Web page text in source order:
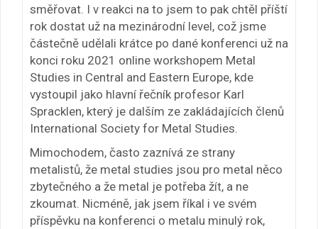
směřovat. I v reakci na to jsem to pak chtěl příští
rok dostat už na mezinárodní level, což jsme
částečně udělali krátce po dané konferenci už na
konci roku 2021 online workshopem Metal
Studies in Central and Eastern Europe, kde
vystoupil jako hlavní řečník profesor Karl
Spracklen, který je dalším ze zakládajících členů
International Society for Metal Studies.
Mimochodem, často zaznívá ze strany
metalistů, že metal studies jsou pro metal něco
zbytečného a že metal je potřeba žít, a ne
zkoumat. Nicméně, jak jsem říkal i ve svém
příspěvku na konferenci o metalu minulý rok,